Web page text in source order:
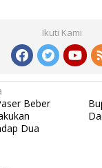
Ikuti Kami
Beber
Dua